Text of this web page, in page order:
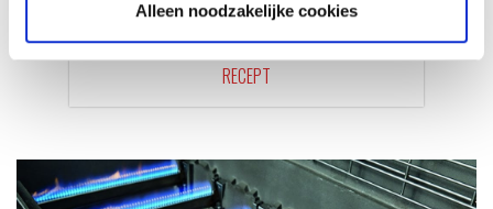
Alleen noodzakelijke cookies
RECEPT